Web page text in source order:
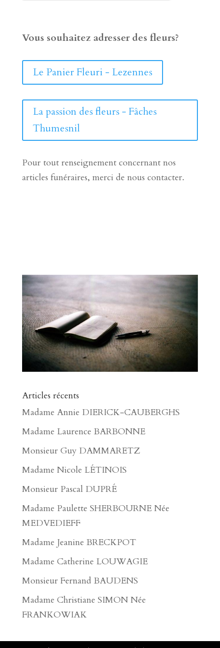
Vous souhaitez adresser des fleurs?
Le Panier Fleuri - Lezennes
La passion des fleurs - Fâches
Thumesnil
Pour tout renseignement concernant nos
articles funéraires, merci de nous contacter.
Articles récents
Madame Annie DIERICK-CAUBERGHS
Madame Laurence BARBONNE
Monsieur Guy DAMMARETZ
Madame Nicole LÉTINOIS
Monsieur Pascal DUPRÉ
Madame Paulette SHERBOURNE Née
MEDVEDIEFF
Madame Jeanine BRECKPOT
Madame Catherine LOUWAGIE
Monsieur Fernand BAUDENS
Madame Christiane SIMON Née
FRANKOWIAK